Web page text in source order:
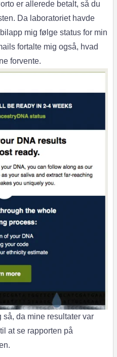
er allerede betalt, så du
Da laboratoriet havde
mig følge status for min
fortalte mig også, hvad
forvente.
da mine resultater var
at se rapporten på